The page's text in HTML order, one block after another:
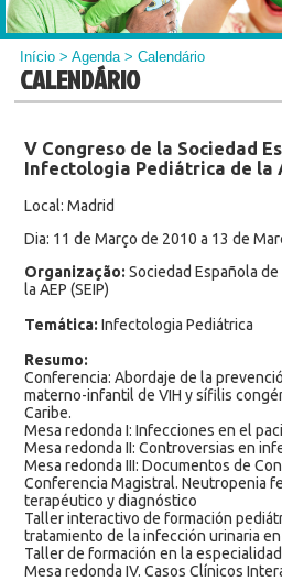
Início >Agenda> Calendário
CALENDÁRIO
V Congreso de la Sociedad
Infectologia Pediátrica de la
Local: Madrid
Dia: 11 de Março de 2010 a 13 de
Organização: Sociedad Española
la AEP (SEIP)
Temática: Infectologia Pediátrica
Resumo:
Conferencia: Abordaje de la
materno-infantil de VIH y sífilis
Caribe.
Mesa redonda I: Infecciones en el
Mesa redonda II: Controversias en
Mesa redonda III: Documentos de
Conferencia Magistral. Neutropenia
terapéutico y diagnóstico
Taller interactivo de formación
tratamiento de la infección urinaria
Taller de formación en la
Mesa redonda IV. Casos Clínicos